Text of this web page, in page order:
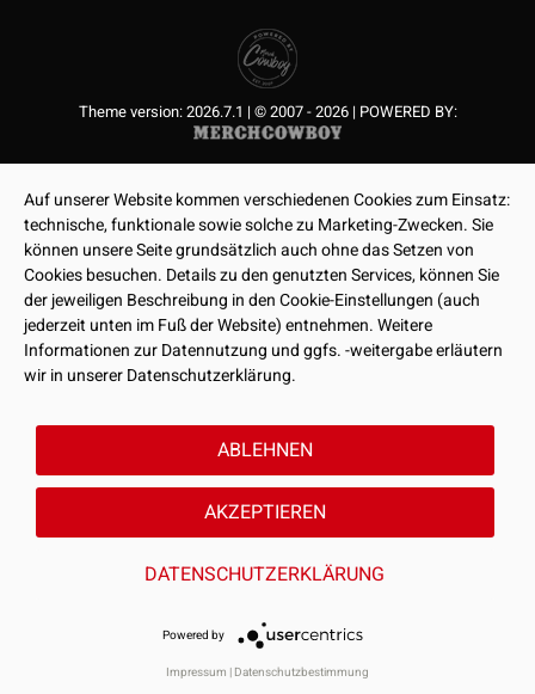
Theme version: 2026.7.1 | © 2007 - 2026 | POWERED BY:
Auf unserer Website kommen verschiedenen Cookies zum Einsatz:
technische, funktionale sowie solche zu Marketing-Zwecken. Sie
können unsere Seite grundsätzlich auch ohne das Setzen von
Cookies besuchen. Details zu den genutzten Services, können Sie
der jeweiligen Beschreibung in den Cookie-Einstellungen (auch
jederzeit unten im Fuß der Website) entnehmen. Weitere
Informationen zur Datennutzung und ggfs. -weitergabe erläutern
wir in unserer Datenschutzerklärung.
ABLEHNEN
AKZEPTIEREN
DATENSCHUTZERKLÄRUNG
Powered by
Impressum | Datenschutzbestimmung